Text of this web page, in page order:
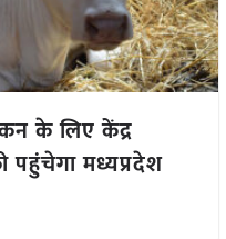
के लिए केंद्र
मध्यप्रदेश